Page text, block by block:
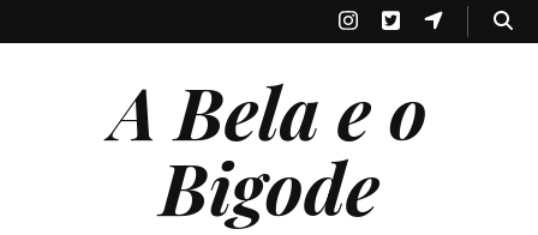
A Bela e o
Bigode